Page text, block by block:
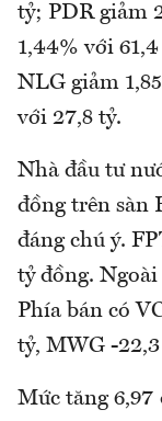
tỷ; PDR giảm
1,44% với
NLG giảm
với 27,8 tỷ.
Nhà đầu tư
đồng trên sàn
đáng chú ý.
tỷ đồng.
Phía bán có
tỷ, MWG -
Mức tăng 6,97